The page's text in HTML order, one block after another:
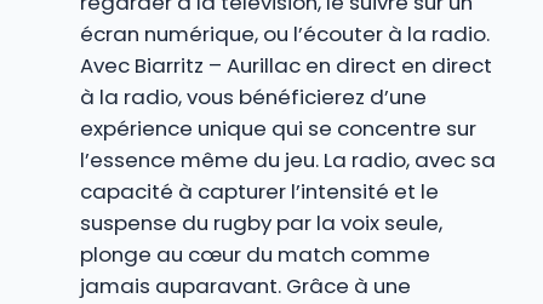
écran numérique, ou l’écouter à la radio.
Avec Biarritz – Aurillac en direct en direct
à la radio, vous bénéficierez d’une
expérience unique qui se concentre sur
l’essence même du jeu. La radio, avec sa
capacité à capturer l’intensité et le
suspense du rugby par la voix seule,
plonge au cœur du match comme
jamais auparavant. Grâce à une